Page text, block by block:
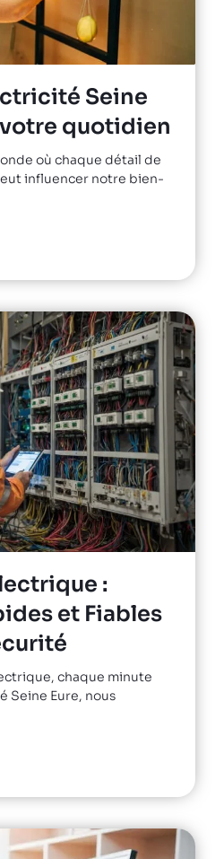
Seine
quotidien
où chaque détail de
influencer notre bien-
:
et Fiables
chaque minute
Seine Eure, nous